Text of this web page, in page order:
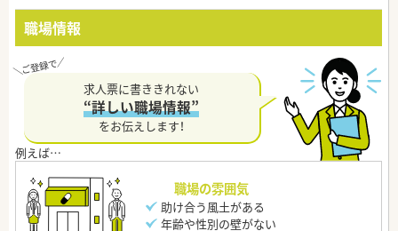
職場情報
求人票に書ききれない
“詳しい職場情報”
をお伝えします！
職場の雰囲気
助け合う風土がある
年齢や性別の壁がない